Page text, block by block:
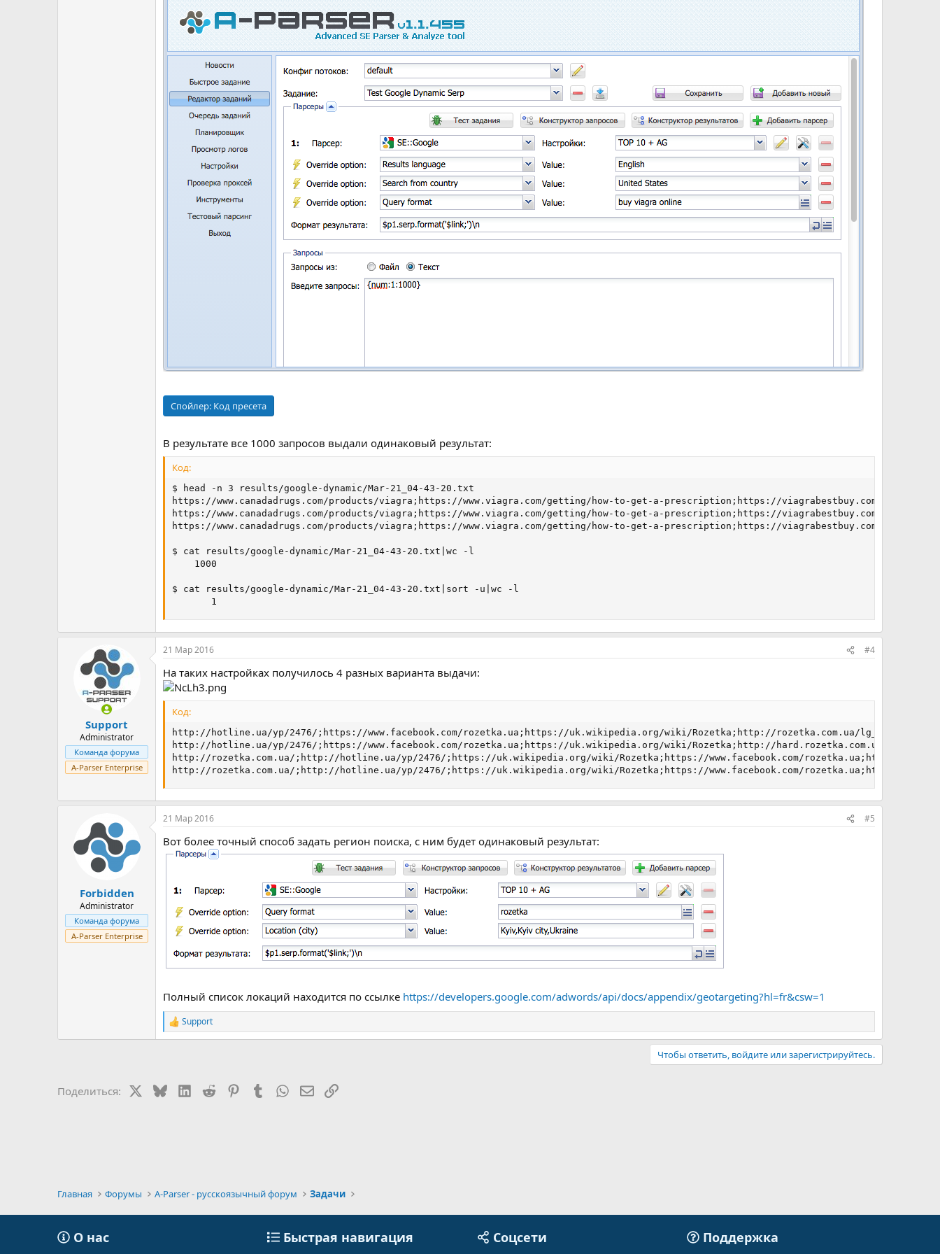
Спойлер: Код пресета
В результате все 1000 запросов выдали одинаковый результат:
Код:
$ head -n 3 results/google-dynamic/Mar-21_04-43-20.txt
https://www.canadadrugs.com/products/viagra;https://www.viagra.com/getting/how-to-get-a-prescription;https://viagrabestbuy.com/;http://
https://www.canadadrugs.com/products/viagra;https://www.viagra.com/getting/how-to-get-a-prescription;https://viagrabestbuy.com/;http://
https://www.canadadrugs.com/products/viagra;https://www.viagra.com/getting/how-to-get-a-prescription;https://viagrabestbuy.com/;http://
$ cat results/google-dynamic/Mar-21_04-43-20.txt|wc -l
    1000
$ cat results/google-dynamic/Mar-21_04-43-20.txt|sort -u|wc -l
       1
Support
Administrator
Команда форума
A-Parser Enterprise
21 Мар 2016 #4
На таких настройках получилось 4 разных варианта выдачи:
Код:
http://hotline.ua/yp/2476/;https://www.facebook.com/rozetka.ua;https://uk.wikipedia.org/wiki/Rozetka;http://rozetka.com.ua/lg_32lf580v/
http://hotline.ua/yp/2476/;https://www.facebook.com/rozetka.ua;https://uk.wikipedia.org/wiki/Rozetka;http://hard.rozetka.com.ua/
http://rozetka.com.ua/;http://hotline.ua/yp/2476/;https://uk.wikipedia.org/wiki/Rozetka;https://www.facebook.com/rozetka.ua;http://
http://rozetka.com.ua/;http://hotline.ua/yp/2476/;https://uk.wikipedia.org/wiki/Rozetka;https://www.facebook.com/rozetka.ua;http://
Forbidden
Administrator
Команда форума
A-Parser Enterprise
21 Мар 2016 #5
Вот более точный способ задать регион поиска, с ним будет одинаковый результат:
Полный список локаций находится по ссылке https://developers.google.com/adwords/api/docs/appendix/geotargeting?hl=fr&csw=1
Р
е
Support
Чтобы ответить, войдите или зарегистрируйтесь.
Поделиться: BlueskyLinkedIn
Reddit PinterestTumblrWhatsAppЭлектронная почта
Ссылка
Главная Форумы A-Parser - русскоязычный форум Задачи
О нас Быстрая навигация Соцсети Поддержка